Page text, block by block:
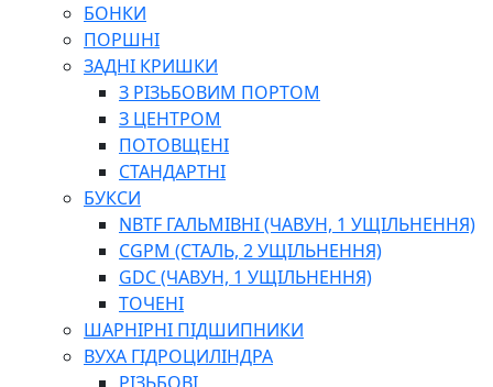
БОНКИ
ПОРШНІ
ЗАДНІ КРИШКИ
З РІЗЬБОВИМ ПОРТОМ
З ЦЕНТРОМ
ПОТОВЩЕНІ
СТАНДАРТНІ
БУКСИ
NBTF ГАЛЬМІВНІ (ЧАВУН, 1 УЩІЛЬНЕННЯ)
CGPM (СТАЛЬ, 2 УЩІЛЬНЕННЯ)
GDC (ЧАВУН, 1 УЩІЛЬНЕННЯ)
ТОЧЕНІ
ШАРНІРНІ ПІДШИПНИКИ
ВУХА ГІДРОЦИЛІНДРА